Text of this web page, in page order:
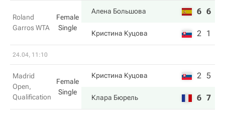
Roland
Garros WTA
Female
Single
Алена Большова 6 6
Кристина Куцова 2 1
24.04, 11:10
Madrid
Open,
Qualification
Female
Single
Кристина Куцова 2 5
Клара Бюрель 6 7